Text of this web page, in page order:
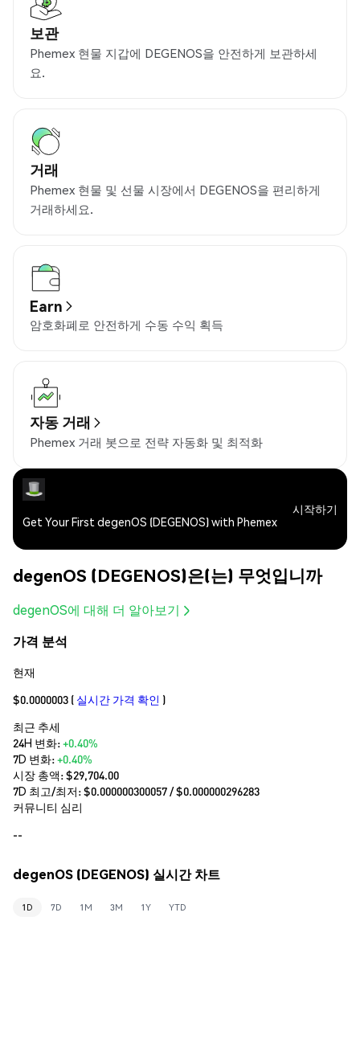
보관
Phemex 현물 지갑에 DEGENOS을 안전하게 보관하세
요.
거래
Phemex 현물 및 선물 시장에서 DEGENOS을 편리하게
거래하세요.
Earn
암호화폐로 안전하게 수동 수익 획득
자동 거래
Phemex 거래 봇으로 전략 자동화 및 최적화
Get Your First degenOS (DEGENOS) with Phemex
시작하기
degenOS (DEGENOS)은(는) 무엇입니까
degenOS에 대해 더 알아보기
가격 분석
현재
$0.0000003 ( 실시간 가격 확인 )
최근 추세
24H 변화:+0.40%
7D 변화:+0.40%
시장 총액:$29,704.00
7D 최고/최저: $0.000000300057/ $0.000000296283
커뮤니티 심리
--
degenOS (DEGENOS) 실시간 차트
1D 7D 1M 3M 1Y YTD